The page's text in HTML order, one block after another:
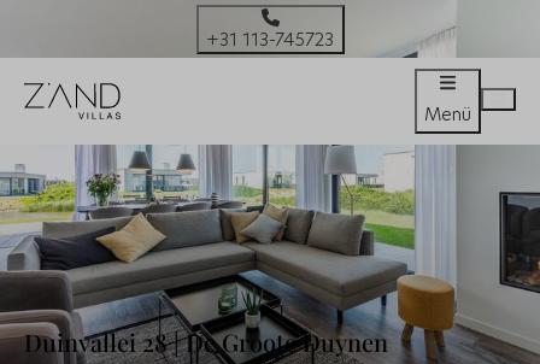
+31 113-745723
Menü
Duinvallei 28 | De Groote Duynen